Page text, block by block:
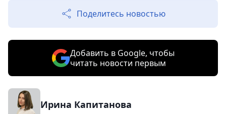
Поделитесь новостью
Добавить в Google, чтобы
читать новости первым
Ирина Капитанова